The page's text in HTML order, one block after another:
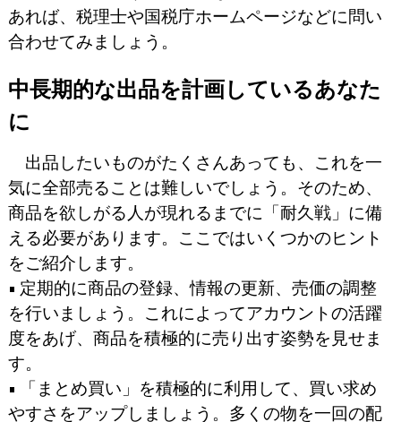
あれば、税理士や国税庁ホームページなどに問い
合わせてみましょう。
中長期的な出品を計画しているあなた
に
出品したいものがたくさんあっても、これを一
気に全部売ることは難しいでしょう。そのため、
商品を欲しがる人が現れるまでに「耐久戦」に備
える必要があります。ここではいくつかのヒント
をご紹介します。
• 定期的に商品の登録、情報の更新、売価の調整
を行いましょう。これによってアカウントの活躍
度をあげ、商品を積極的に売り出す姿勢を見せま
す。
• 「まとめ買い」を積極的に利用して、買い求め
やすさをアップしましょう。多くの物を一回の配